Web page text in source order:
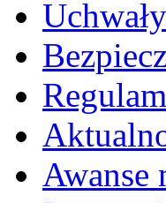
Awanse